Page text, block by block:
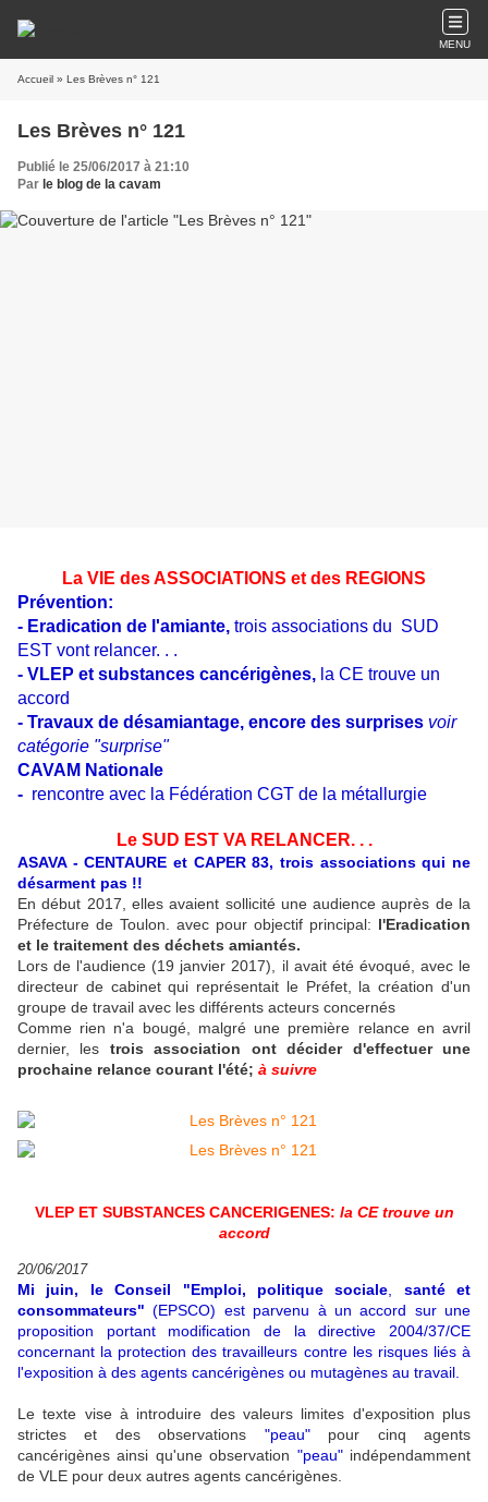
MENU
Accueil » Les Brèves n° 121
Les Brèves n° 121
Publié le 25/06/2017 à 21:10
Par le blog de la cavam
La VIE des ASSOCIATIONS et des REGIONS
Prévention:
- Eradication de l'amiante, trois associations du SUD
EST vont relancer. . .
- VLEP et substances cancérigènes, la CE trouve un
accord
- Travaux de désamiantage, encore des surprises voir
catégorie "surprise"
CAVAM Nationale
- rencontre avec la Fédération CGT de la métallurgie
Le SUD EST VA RELANCER. . .
ASAVA - CENTAURE et CAPER 83, trois associations qui ne
désarment pas !!
En début 2017, elles avaient sollicité une audience auprès de la
Préfecture de Toulon. avec pour objectif principal: l'Eradication
et le traitement des déchets amiantés.
Lors de l'audience (19 janvier 2017), il avait été évoqué, avec le
directeur de cabinet qui représentait le Préfet, la création d'un
groupe de travail avec les différents acteurs concernés
Comme rien n'a bougé, malgré une première relance en avril
dernier, les trois association ont décider d'effectuer une
prochaine relance courant l'été; à suivre
VLEP ET SUBSTANCES CANCERIGENES: la CE trouve un
accord
20/06/2017
Mi juin, le Conseil "Emploi, politique sociale
santé et
consommateurs" (EPSCO) est parvenu à un accord sur une
proposition portant modification de la directive 2004/37/CE
concernant la protection des travailleurs contre les risques liés à
l'exposition à des agents cancérigènes ou mutagènes au travail.
Le texte vise à introduire des valeurs limites d'exposition plus
strictes et des observations "peau"pour cinq agents
cancérigènes ainsi qu'une observation "peau"indépendamment
de VLE pour deux autres agents cancérigènes.